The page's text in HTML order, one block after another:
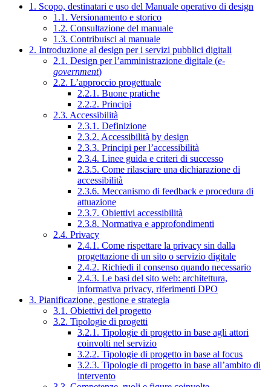
1. Scopo, destinatari e uso del Manuale operativo di design
1.1. Versionamento e storico
1.2. Consultazione del manuale
1.3. Contribuisci al manuale
2. Introduzione al design per i servizi pubblici digitali
2.1. Design per l’amministrazione digitale (e-
government)
2.2. L’approccio progettuale
2.2.1. Buone pratiche
2.2.2. Principi
2.3. Accessibilità
2.3.1. Definizione
2.3.2. Accessibilità by design
2.3.3. Principi per l’accessibilità
2.3.4. Linee guida e criteri di successo
2.3.5. Come rilasciare una dichiarazione di
accessibilità
2.3.6. Meccanismo di feedback e procedura di
attuazione
2.3.7. Obiettivi accessibilità
2.3.8. Normativa e approfondimenti
2.4. Privacy
2.4.1. Come rispettare la privacy sin dalla
progettazione di un sito o servizio digitale
2.4.2. Richiedi il consenso quando necessario
2.4.3. Le basi del sito web: architettura,
informativa privacy, riferimenti DPO
3. Pianificazione, gestione e strategia
3.1. Obiettivi del progetto
3.2. Tipologie di progetti
3.2.1. Tipologie di progetto in base agli attori
coinvolti nel servizio
3.2.2. Tipologie di progetto in base al focus
3.2.3. Tipologie di progetto in base all’ambito di
intervento